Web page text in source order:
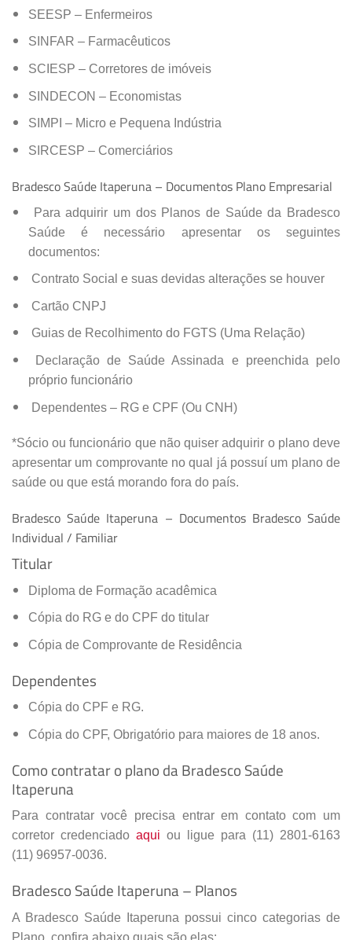
SEESP – Enfermeiros
SINFAR – Farmacêuticos
SCIESP – Corretores de imóveis
SINDECON – Economistas
SIMPI – Micro e Pequena Indústria
SIRCESP – Comerciários
Bradesco Saúde Itaperuna – Documentos Plano Empresarial
Para adquirir um dos Planos de Saúde da Bradesco
Saúde é necessário apresentar os seguintes
documentos:
Contrato Social e suas devidas alterações se houver
Cartão CNPJ
Guias de Recolhimento do FGTS (Uma Relação)
Declaração de Saúde Assinada e preenchida pelo
próprio funcionário
Dependentes – RG e CPF (Ou CNH)
*Sócio ou funcionário que não quiser adquirir o plano deve
apresentar um comprovante no qual já possuí um plano de
saúde ou que está morando fora do país.
Bradesco Saúde Itaperuna – Documentos Bradesco Saúde
Individual / Familiar
Titular
Diploma de Formação acadêmica
Cópia do RG e do CPF do titular
Cópia de Comprovante de Residência
Dependentes
Cópia do CPF e RG.
Cópia do CPF, Obrigatório para maiores de 18 anos.
Como contratar o plano da Bradesco Saúde
Itaperuna
Para contratar você precisa entrar em contato com um
corretor credenciado aqui ou ligue para (11) 2801-6163
(11) 96957-0036.
Bradesco Saúde Itaperuna – Planos
A Bradesco Saúde Itaperuna possui cinco categorias de
Plano, confira abaixo quais são elas: